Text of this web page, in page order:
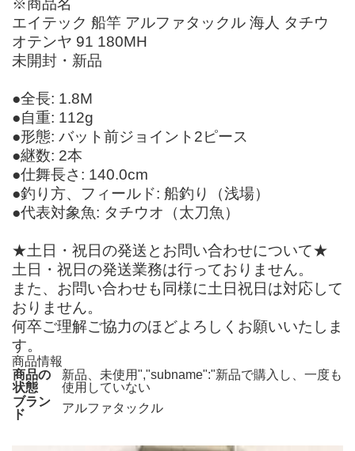
※商品名
エイテック 船竿 アルファタックル 海人 タチウ
オテンヤ 91 180MH
未開封・新品
●全長: 1.8M
●自重: 112g
●形態: バット前ジョイント2ピース
●継数: 2本
●仕舞長さ: 140.0cm
●釣り方、フィールド: 船釣り（浅場）
●代表対象魚: タチウオ（太刀魚）
★土日・祝日の発送とお問い合わせについて★
土日・祝日の発送業務は行っておりません。
また、お問い合わせも同様に土日祝日は対応して
おりません。
何卒ご理解ご協力のほどよろしくお願いいたしま
す。
商品情報
商品の
状態
新品、未使用","subname":"新品で購入し、一度も
使用していない
ブラン
ド
アルファタックル